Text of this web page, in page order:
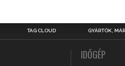
TAG CLOUD GYÁRTÓK,
IDŐGÉP